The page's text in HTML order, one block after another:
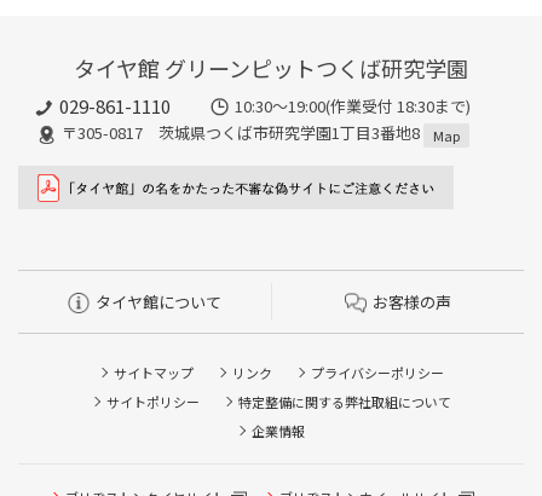
タイヤ館 グリーンピットつくば研究学園
029-861-1110
10:30～19:00(作業受付 18:30まで)
〒305-0817 茨城県つくば市研究学園1丁目3番地8
Map
タイヤ館について お客様の声
サイトマップ リンク
プライバシーポリシー
サイトポリシー
特定整備に関する弊社取組について
企業情報